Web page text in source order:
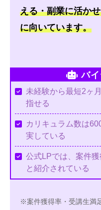
える・副業に活か
に向いています。
バ
未経験から最短2ヶ
指せる
カリキュラム数は
実している
公式LPでは、案件
と紹介されている
※案件獲得率・受講生満